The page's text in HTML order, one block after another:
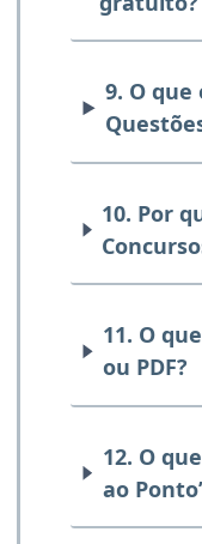
9. O que
10. Por
11. O
ou PDF?
12. O
ao